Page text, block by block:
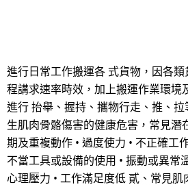
進行日常工作搬運各 式貨物，因各
程講求速率時效，加上搬運作業環境
進行 抬舉、握持、攜物行走、推、
生肌肉骨骼傷害的健康危害，常見潛
期及重複動作 • 過度使力 • 不正確工
不當工具或設備的使用 • 振動或異常
心理壓力 • 工作滿足度低 貳、常見